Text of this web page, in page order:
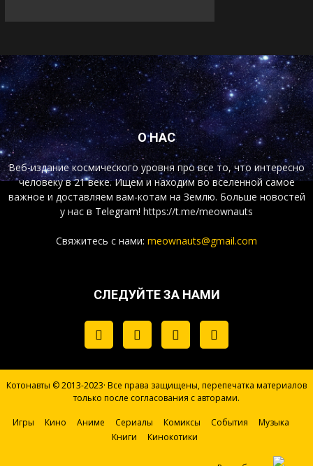
О НАС
Веб-издание космического уровня про все то, что интересно
человеку в 21 веке. Ищем и находим во вселенной самое
важное и доставляем вам-котам на Землю. Больше новостей
у нас в Telegram! https://t.me/meownauts
Свяжитесь с нами: meownauts@gmail.com
СЛЕДУЙТЕ ЗА НАМИ
Котонавты © 2013-2023· Все права защищены, перепечатка материалов
только после согласования с авторами.
Игры Кино Аниме Сериалы Комиксы События
Музыка
Книги
Кинокотики